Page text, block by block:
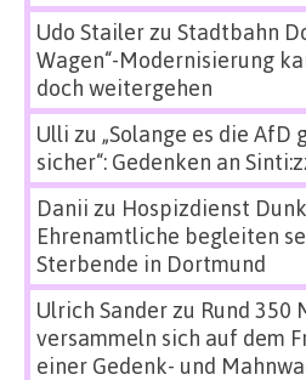
Udo Stailerzu Stadtbahn
Wagen“-Modernisierung
doch weitergehen
Ulli zu „Solange es die
sicher“: Gedenken an
Danii zu Hospizdienst
Ehrenamtliche begleiten
Sterbende in Dortmund
Ulrich Sanderzu Rund 350
versammeln sich auf dem
einer Gedenk- und